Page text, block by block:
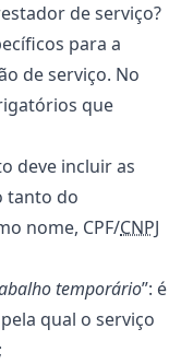
de serviço?
para a
de serviço. No
que
deve incluir as
tanto do
nome, CPF/CNPJ
temporário”: é
qual o serviço